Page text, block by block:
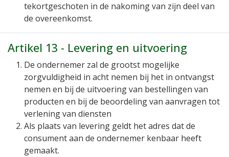
tekortgeschoten in de nakoming van zijn deel van
de overeenkomst.
Artikel 13 - Levering en uitvoering
De ondernemer zal de grootst mogelijke
zorgvuldigheid in acht nemen bij het in ontvangst
nemen en bij de uitvoering van bestellingen van
producten en bij de beoordeling van aanvragen tot
verlening van diensten
Als plaats van levering geldt het adres dat de
consument aan de ondernemer kenbaar heeft
gemaakt.